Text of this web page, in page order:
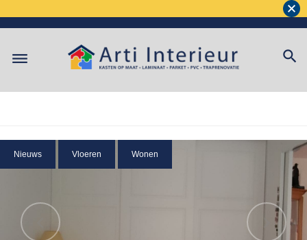
Nieuws Vloeren Wonen